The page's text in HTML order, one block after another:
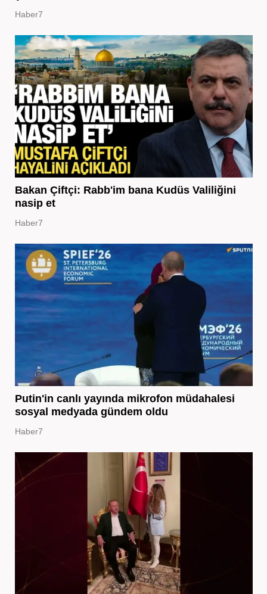
Haber7
Bakan Çiftçi: Rabb'im bana Kudüs Valiliğini
nasip et
Haber7
Putin'in canlı yayında mikrofon müdahalesi
sosyal medyada gündem oldu
Haber7